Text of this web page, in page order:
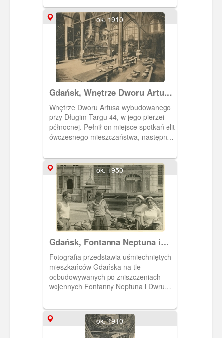
ok. 1910
Gdańsk, Wnętrze Dworu Artusa,
Danzig Das Innere Des
Artushofes
Wnętrze Dworu Artusa wybudowanego
przy Długim Targu 44, w jego pierzei
północnej. Pełnił on miejsce spotkań elit
ówczesnego mieszczaństwa, następnie
muzealną i reprezentacyjną. Tu
odbywają się uroczystości miejskie,
koncerty itp. Widoczny na zdjęciu
bogaty wystrój wnętrza pochodzi z
wieków XVI - XVII.
ok. 1950
Gdańsk, Fontanna Neptuna i
Dwór Artusa
Fotografia przedstawia uśmiechniętych
mieszkańców Gdańska na tle
odbudowywanych po zniszczeniach
wojennych Fontanny Neptuna i Dwru
ok. 1910